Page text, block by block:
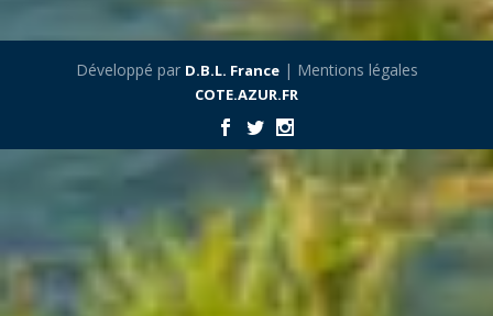
Développé par D.B.L. France| Mentions légales
COTE.AZUR.FR